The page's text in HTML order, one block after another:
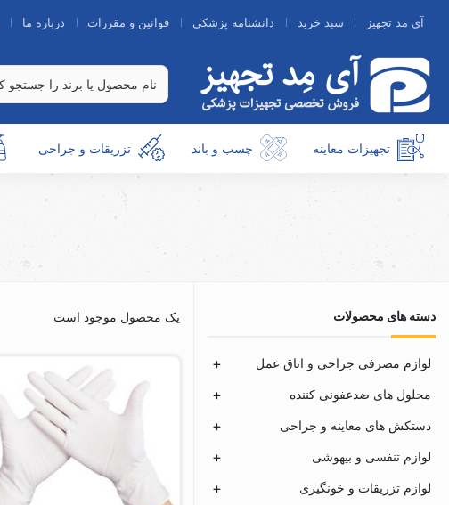
آی مد تجهیز سبد خرید دانشنامه پزشکی قوانین و مقررات درباره ما
تجهیزات معاینه چسب و باند تزریقات و جراحی
دسته های محصولات
لوازم مصرفی جراحی و اتاق عمل
محلول های ضدعفونی کننده
دستکش های معاینه و جراحی
لوازم تنفسی و بیهوشی
لوازم تزریقات و خونگیری
یک محصول موجود است